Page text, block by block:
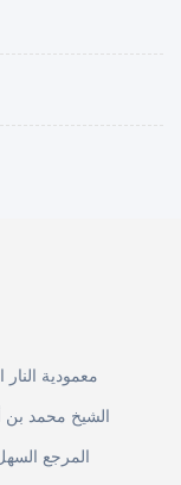
معمودية النار
الشيخ محمد بن
المرجع